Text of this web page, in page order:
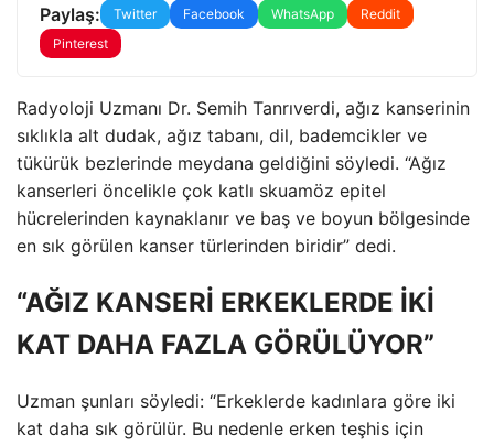
Paylaş: Twitter Facebook WhatsApp
Reddit
Pinterest
Radyoloji Uzmanı Dr. Semih Tanrıverdi, ağız kanserinin
sıklıkla alt dudak, ağız tabanı, dil, bademcikler ve
tükürük bezlerinde meydana geldiğini söyledi. “Ağız
kanserleri öncelikle çok katlı skuamöz epitel
hücrelerinden kaynaklanır ve baş ve boyun bölgesinde
en sık görülen kanser türlerinden biridir” dedi.
“AĞIZ KANSERİ ERKEKLERDE İKİ
KAT DAHA FAZLA GÖRÜLÜYOR”
Uzman şunları söyledi: “Erkeklerde kadınlara göre iki
kat daha sık görülür. Bu nedenle erken teşhis için